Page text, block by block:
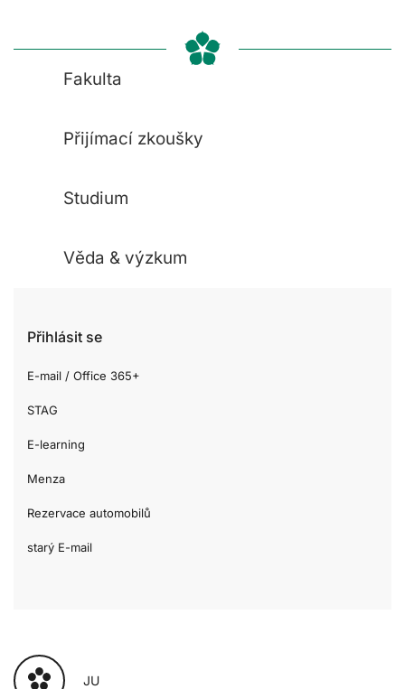
Fakulta
Přijímací zkoušky
Studium
Věda & výzkum
Přihlásit se
E-mail / Office 365+
STAG
E-learning
Menza
Rezervace automobilů
starý E-mail
JU